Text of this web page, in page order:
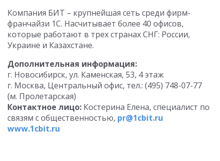
Компания БИТ – крупнейшая сеть среди фирм-
франчайзи 1С. Насчитывает более 40 офисов,
которые работают в трех странах СНГ: России,
Украине и Казахстане.
Дополнительная информация:
г. Новосибирск, ул. Каменская, 53, 4 этаж
г. Москва, Центральный офис, тел.: (495) 748-07-77
(м. Пролетарская)
Контактное лицо: Костерина Елена, специалист по
связям с общественностью, pr@1cbit.ru
www.1cbit.ru